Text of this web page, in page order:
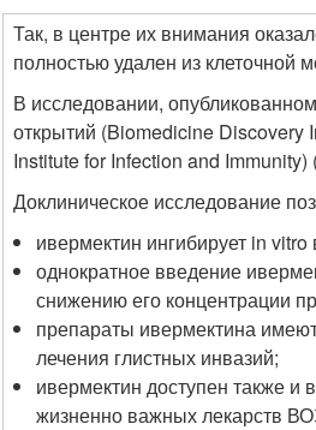
Так, в центре их внимания
полностью удален из клеточной
В исследовании,
открытий (Biomedicine Discovery
Institute for Infection and Immunity)
Доклиническое исследование
ивермектин ингибирует in
однократное введение
снижению его концентрации
препараты ивермектина
лечения глистных инвазий;
ивермектин доступен также и
жизненно важных лекарств